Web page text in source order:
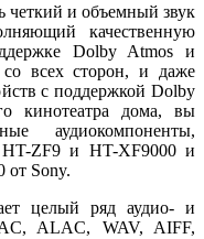
четкий и объемный звук
качественную
Dolby Atmos и
всех сторон, и даже
с поддержкой Dolby
кинотеатра дома, вы
аудиокомпоненты,
ZF9 и HT-XF9000 и
от Sony.
целый ряд аудио- и
ALAC, WAV, AIFF,